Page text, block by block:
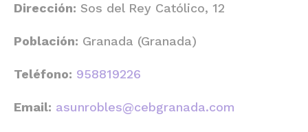
Dirección: Sos del Rey Católico, 12
Población: Granada (Granada)
Teléfono: 958819226
Email: asunrobles@cebgranada.com